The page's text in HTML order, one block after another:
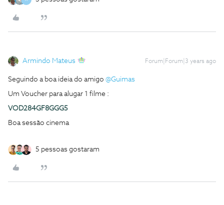
Armindo Mateus Forum|Forum|3 years ago
Seguindo a boa ideia do amigo @Guimas
Um Voucher para alugar 1 filme :
VOD284GF8GGG5
Boa sessão cinema
5 pessoas gostaram